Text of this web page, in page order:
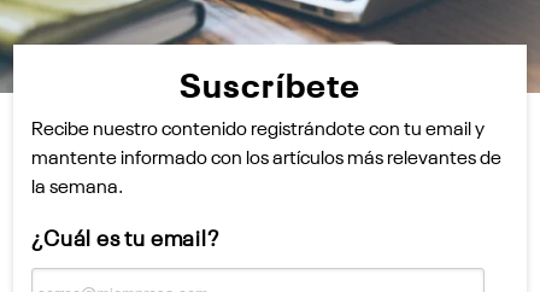
Suscríbete
Recibe nuestro contenido registrándote con tu email y
mantente informado con los artículos más relevantes de
la semana.
¿Cuál es tu email?